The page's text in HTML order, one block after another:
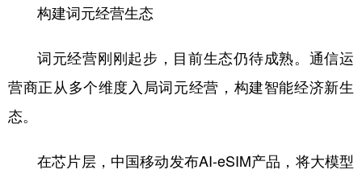
构建词元经营生态
词元经营刚刚起步，目前生态仍待成熟。通信运
营商正从多个维度入局词元经营，构建智能经济新生
态。
在芯片层，中国移动发布AI-eSIM产品，将大模型